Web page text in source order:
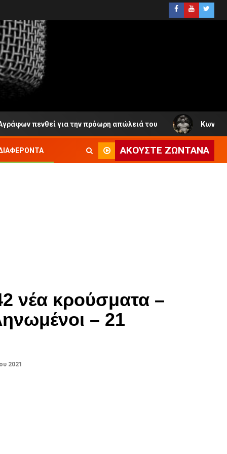
πενθεί για την πρόωρη απώλειά του
ΑΚΟΎΣΤΕ ΖΩΝΤΑΝΆ
νέα κρούσματα –
– 21
2021